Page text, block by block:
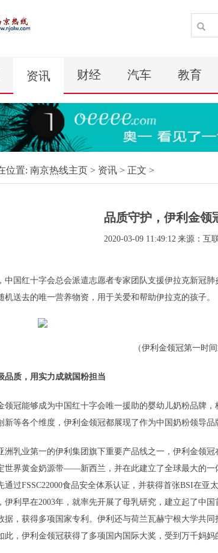
资讯 财经 汽车 教育
位置: 南京热线主页 > 资讯 > 正文 >
品质守护，伊利金领
2020-03-09 11:49:12 来源：互
中国红十字会总会派遣志愿者专家团队支援伊拉克新冠
机送去的唯一营养物资，用于关爱和帮助伊拉克的孩子。
（伊利金领冠第一时
品质 ， 用实力成就国粉担当
领冠能够成为中国红十字会唯一援助的婴幼儿奶粉品牌
新等各个维度，伊利金领冠都展现了作为中国奶粉领导品
洲乳业第一的伊利集团旗下重要产品线之一，伊利金领
世界黄金奶源带——新西兰，并在此建立了全球最大的一
通过FSSC22000食品安全体系认证，并获得首张BSI在亚
伊利早在2003年，就率先开展了母乳研究，建立起了中
据，获得多项国家专利。伊利还与荷兰瓦赫宁根大学共
此，伊利金领冠获得了多项国内国际大奖，受到万千妈妈